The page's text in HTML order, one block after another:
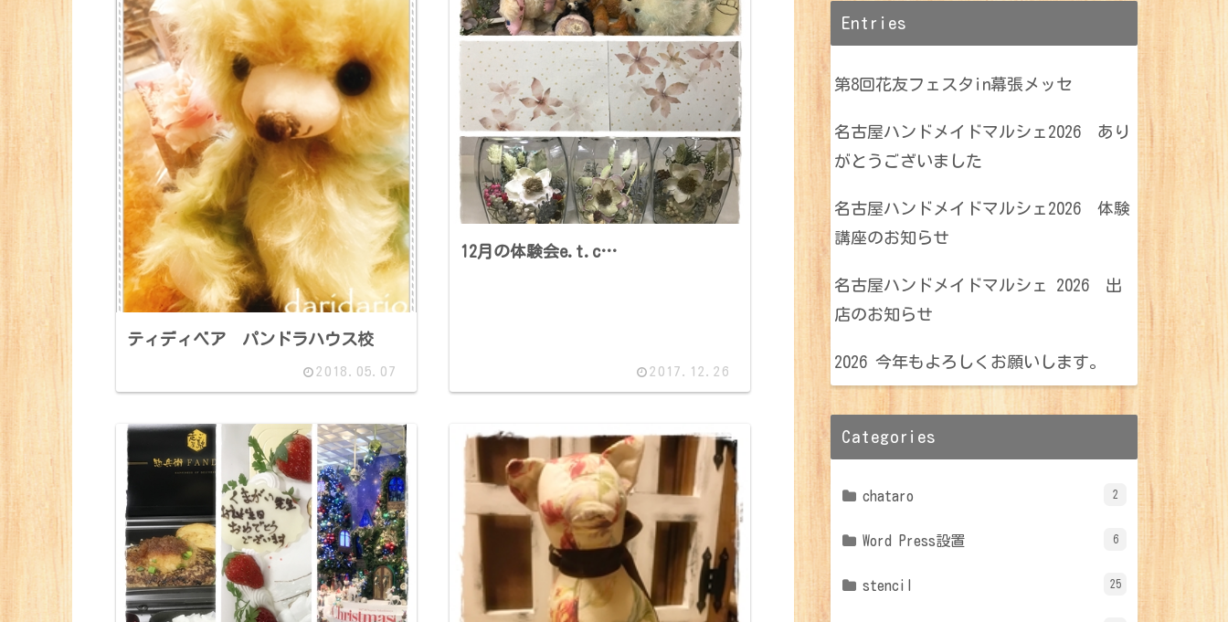
ティディベア パンドラハウス校
2018.05.07
12月の体験会e.t.c…
2017.12.26
Entries
第8回花友フェスタin幕張メッセ
名古屋ハンドメイドマルシェ2026 あり
がとうございました
名古屋ハンドメイドマルシェ2026 体験
講座のお知らせ
名古屋ハンドメイドマルシェ 2026 出
店のお知らせ
2026 今年もよろしくお願いします。
Categories
chataro 2
Word Press設置 6
stencil 25